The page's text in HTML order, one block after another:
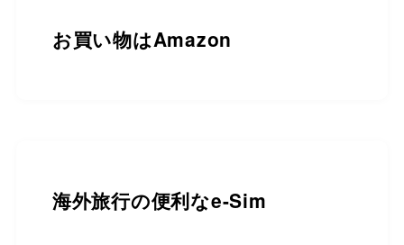
お買い物はAmazon
海外旅行の便利なe-Sim